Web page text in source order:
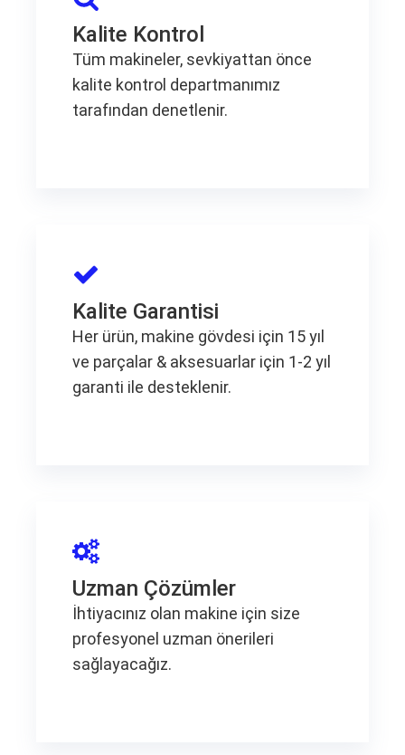
Kalite Kontrol
Tüm makineler, sevkiyattan önce
kalite kontrol departmanımız
tarafından denetlenir.
Kalite Garantisi
Her ürün, makine gövdesi için 15 yıl
ve parçalar & aksesuarlar için 1-2 yıl
garanti ile desteklenir.
Uzman Çözümler
İhtiyacınız olan makine için size
profesyonel uzman önerileri
sağlayacağız.